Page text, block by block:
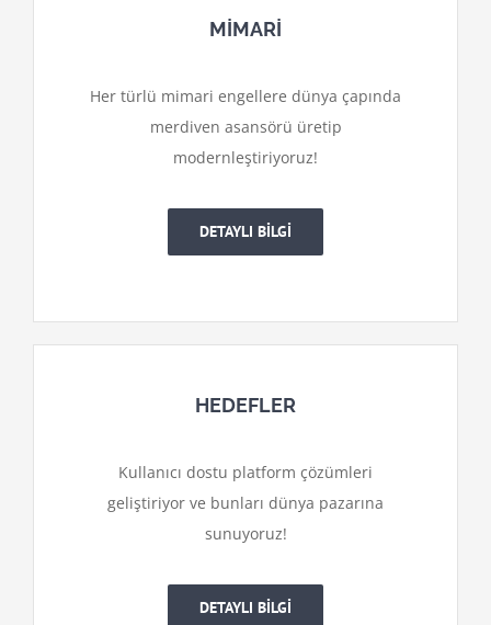
MİMARİ
Her türlü mimari engellere dünya çapında
merdiven asansörü üretip
modernleştiriyoruz!
DETAYLI BİLGİ
HEDEFLER
Kullanıcı dostu platform çözümleri
geliştiriyor ve bunları dünya pazarına
sunuyoruz!
DETAYLI BİLGİ